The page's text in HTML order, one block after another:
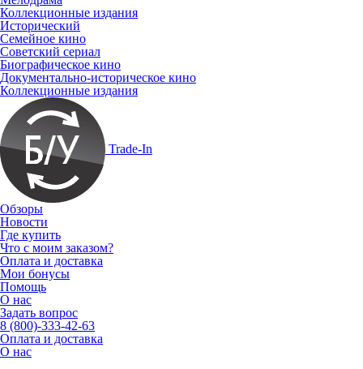
Коллекционные издания
Исторический
Семейное кино
Советский сериал
Биографическое кино
Документально-историческое кино
Коллекционные издания
Trade-In
Обзоры
Новости
Где купить
Что с моим заказом?
Оплата и доставка
Мои бонусы
Помощь
О нас
Задать вопрос
8 (800)-333-42-63
Оплата и доставка
О нас